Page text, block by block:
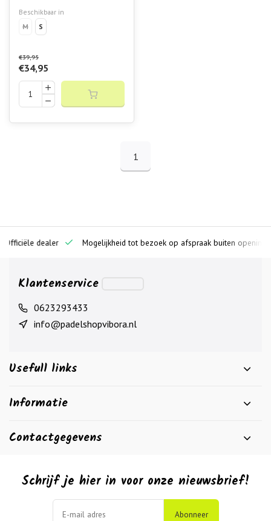
Dames Performance
Tight
Beschikbaar in
M
S
€39,95
€34,95
1
dealer Mogelijkheid tot bezoek op afspraak buiten openingstijden
Klantenservice
0623293433
info@padelshopvibora.nl
Usefull links
Informatie
Contactgegevens
Schrijf je hier in voor onze nieuwsbrief!
Abonneer